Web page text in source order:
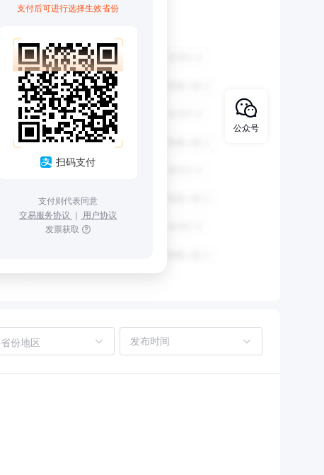
支付后可进行选择生效省份
扫码支付
支付则代表同意
交易服务协议 ｜ 用户协议
发票获取
省份地区
公众号